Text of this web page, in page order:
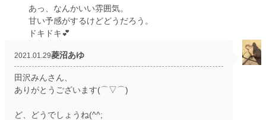
月間ポイント 1,434 pt (19,466 位)
年間ポイント 11,446 pt (28,878 位)
あっ、なんかいい雰囲気。
甘い予感がするけどどうだろう。
ドキドキ💕
2021.01.29菱沼あゆ
田沢みんさん、
ありがとうございます(⌒▽⌒)
ど、どうでしょうね(^^;